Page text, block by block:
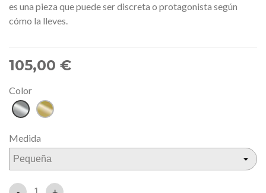
es una pieza que puede ser discreta o protagonista según
cómo la lleves.
105,00 €
Color
Plata
Dorado
Medida